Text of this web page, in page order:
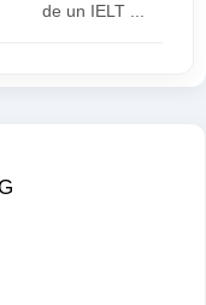
de un IELT ...